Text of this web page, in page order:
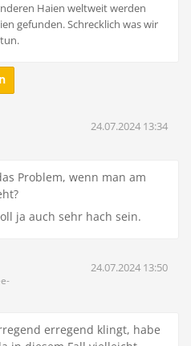
Haien weltweit werden
gefunden. Schrecklich was wir
24.07.2024 13:34
Problem, wenn man am
ja auch sehr hach sein.
24.07.2024 13:50
erregend klingt, habe